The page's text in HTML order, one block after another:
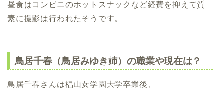
昼食はコンビニのホットスナックなど経費を抑えて質
素に撮影は行われたそうです。
鳥居千春（鳥居みゆき姉）の職業や現在は？
鳥居千春さんは椙山女学園大学卒業後、